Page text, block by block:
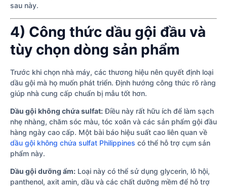
sau này.
4) Công thức dầu gội đầu và
tùy chọn dòng sản phẩm
Trước khi chọn nhà máy, các thương hiệu nên quyết định loại
dầu gội mà họ muốn phát triển. Định hướng công thức rõ ràng
giúp nhà cung cấp chuẩn bị mẫu tốt hơn.
Dầu gội không chứa sulfat:Điều này rất hữu ích để làm sạch
nhẹ nhàng, chăm sóc màu, tóc xoăn và các sản phẩm gội đầu
hàng ngày cao cấp. Một bài báo hiệu suất cao liên quan về
dầu gội không chứa sulfat Philippines có thể hỗ trợ cụm sản
phẩm này.
Dầu gội dưỡng ẩm: Loại này có thể sử dụng glycerin, lô hội,
panthenol, axit amin, dầu và các chất dưỡng mềm để hỗ trợ